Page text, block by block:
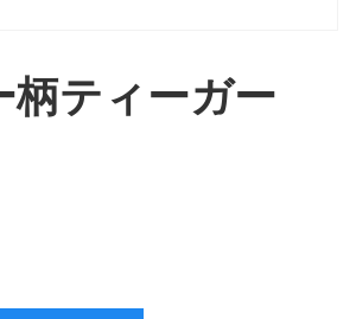
柄ティーガー